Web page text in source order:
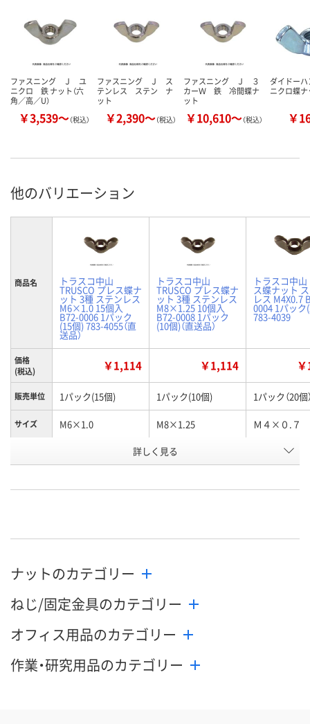
ファスニング Ｊ ユ
ニクロ 鉄 ナット（六
角／高／U）
￥3,539～（税込）
ファスニング Ｊ ス
テンレス ステン ナ
ット
￥2,390～（税込）
ファスニング Ｊ ３
カーＷ 鉄 冷間蝶ナ
ット
￥10,610～（税込）
ダイドーハ
ニクロ蝶
￥
他のバリエーション
商品名 トラスコ中山
TRUSCO プレス蝶ナ
ット 3種 ステンレス
M6×1.0 15個入
B72-0006 1パック
(15個) 783-4055（直
送品）
トラスコ中山
TRUSCO プレス蝶ナ
ット 3種 ステンレス
M8×1.25 10個入
B72-0008 1パック
(10個)（直送品）
トラスコ中
ス蝶ナット
レス M4X0.7
0004 1パック
783-4039
価格
(税込)
￥1,114 ￥1,114
販売単位 1パック(15個) 1パック(10個) 1パック（20個
サイズ M6×1.0 M8×1.25 Ｍ４×０.７
H917203 H917200
カゴへ
詳しく見る
ナットのカテゴリー
ねじ/固定金具のカテゴリー
オフィス用品のカテゴリー
作業・研究用品のカテゴリー